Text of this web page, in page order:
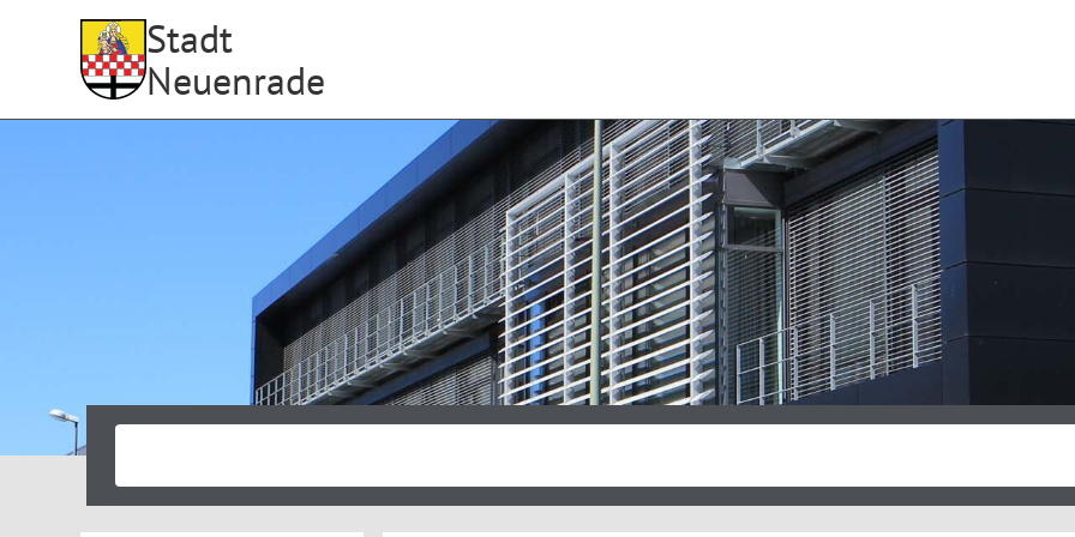
Stadt
Neuenrade